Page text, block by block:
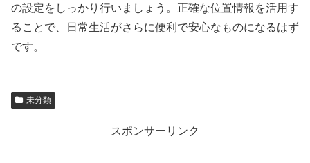
の設定をしっかり行いましょう。正確な位置情報を活用す
ることで、日常生活がさらに便利で安心なものになるはず
です。
未分類
スポンサーリンク